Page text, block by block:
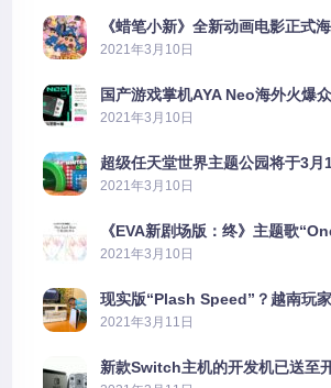
《蜡笔小新》全新动画电影正式
2021年3月10日
国产游戏掌机AYA Neo海外火爆
2606%
2021年3月10日
超级任天堂世界主题公园将于3月
2021年3月10日
《EVA新剧场版：终》主题歌
公布
2021年3月10日
现实版“Plash Speed”？越南玩
PS5上演好戏
2021年3月11日
新款Switch主机的开发机已送至